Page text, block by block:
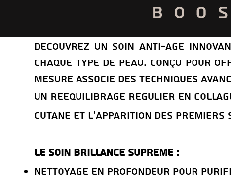
Decouvrez un soin anti-age
chaque type de peau. Conçu
mesure associe des techniques
UN ReeQUILIBRAGE ReGULIER EN
CUTANe ET L'APPARITION DES
Le Soin BRILLANCE SUPREME :
Nettoyage en profondeur pour